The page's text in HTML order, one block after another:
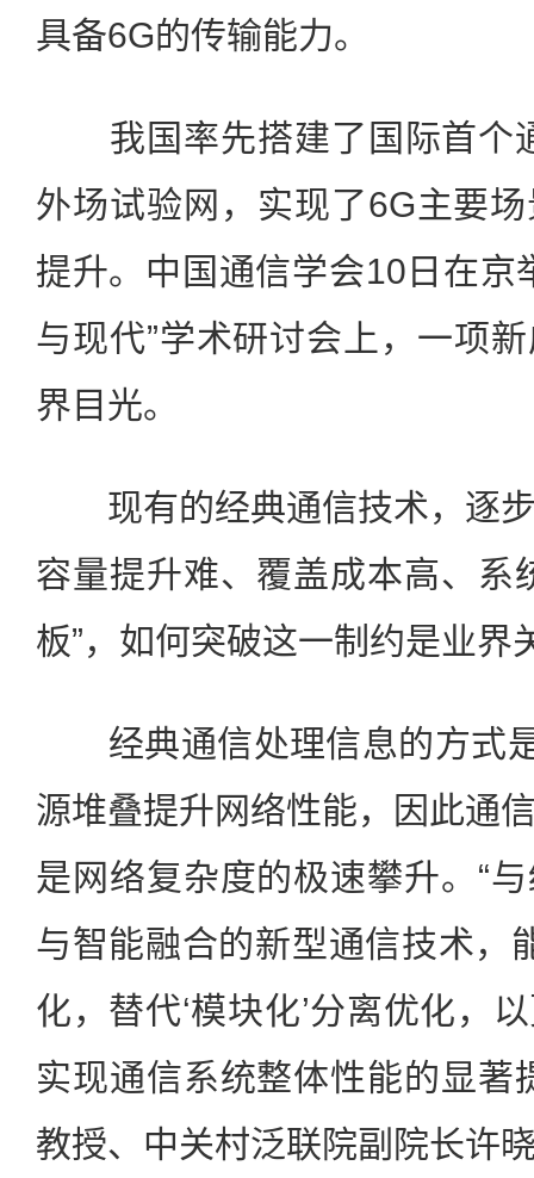
具备6G的传输能力。
我国率先搭建了国际首个
外场试验网，实现了6G主要
提升。中国通信学会10日在京
与现代”学术研讨会上，一项
界目光。
现有的经典通信技术，逐步
容量提升难、覆盖成本高、系
板”，如何突破这一制约是业界
经典通信处理信息的方式是
源堆叠提升网络性能，因此通
是网络复杂度的极速攀升。“
与智能融合的新型通信技术，
化，替代‘模块化’分离优化，
实现通信系统整体性能的显著
教授、中关村泛联院副院长许